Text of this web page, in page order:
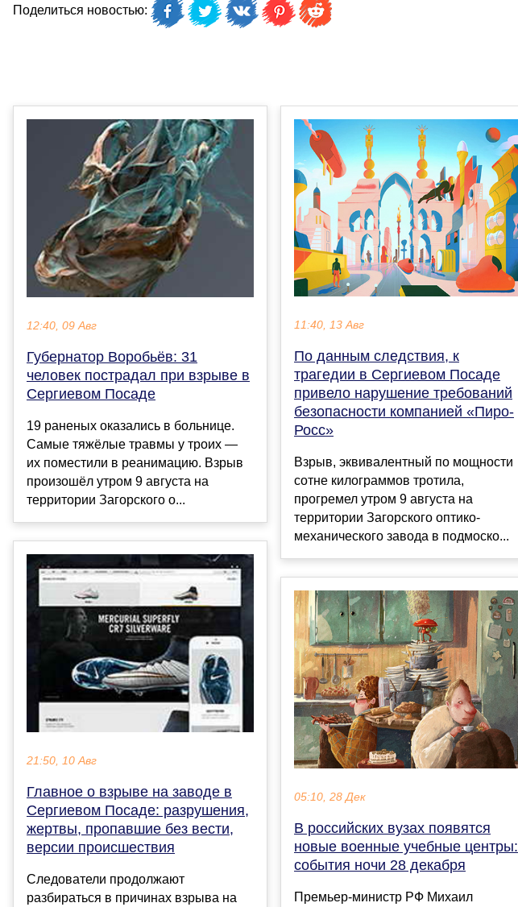
Поделиться новостью:
12:40, 09 Авг
Губернатор Воробьёв: 31
человек пострадал при взрыве в
Сергиевом Посаде
19 раненых оказались в больнице.
Самые тяжёлые травмы у троих —
их поместили в реанимацию. Взрыв
произошёл утром 9 августа на
территории Загорского о...
21:50, 10 Авг
Главное о взрыве на заводе в
Сергиевом Посаде: разрушения,
жертвы, пропавшие без вести,
версии происшествия
Следователи продолжают
разбираться в причинах взрыва на
11:40, 13 Авг
По данным следствия, к
трагедии в Сергиевом Посаде
привело нарушение требований
безопасности компанией «Пиро-
Росс»
Взрыв, эквивалентный по мощности
сотне килограммов тротила,
прогремел утром 9 августа на
территории Загорского оптико-
механического завода в подмоско...
05:10, 28 Дек
В российских вузах появятся
новые военные учебные центры:
события ночи 28 декабря
Премьер-министр РФ Михаил